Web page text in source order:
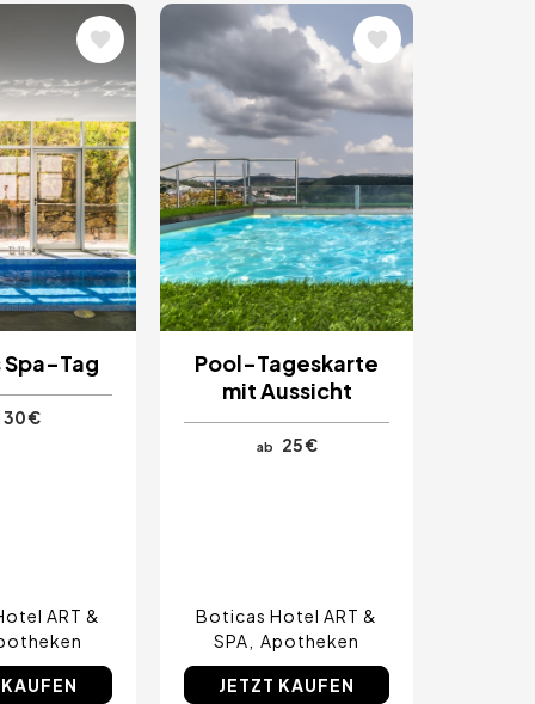
Tag
30 €
ART &
Bild
Pool-Tageskarte
mit Aussicht
ab 25 €
Boticas Hotel ART &
SPA
Apotheken
JETZT KAUFEN